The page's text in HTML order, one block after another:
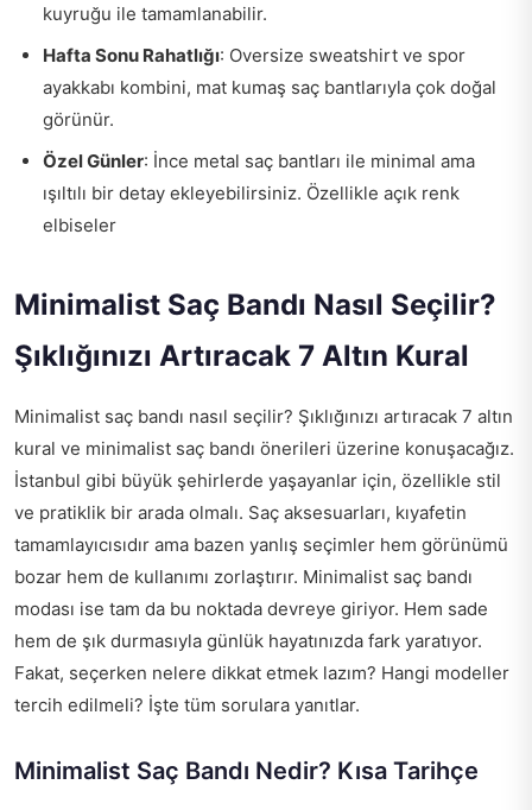
kuyruğu ile tamamlanabilir.
Hafta Sonu Rahatlığı: Oversize sweatshirt ve spor
ayakkabı kombini, mat kumaş saç bantlarıyla çok doğal
görünür.
Özel Günler: İnce metal saç bantları ile minimal ama
ışıltılı bir detay ekleyebilirsiniz. Özellikle açık renk
elbiseler
Minimalist Saç Bandı Nasıl Seçilir?
Şıklığınızı Artıracak 7 Altın Kural
Minimalist saç bandı nasıl seçilir? Şıklığınızı artıracak 7 altın
kural ve minimalist saç bandı önerileri üzerine konuşacağız.
İstanbul gibi büyük şehirlerde yaşayanlar için, özellikle stil
ve pratiklik bir arada olmalı. Saç aksesuarları, kıyafetin
tamamlayıcısıdır ama bazen yanlış seçimler hem görünümü
bozar hem de kullanımı zorlaştırır. Minimalist saç bandı
modası ise tam da bu noktada devreye giriyor. Hem sade
hem de şık durmasıyla günlük hayatınızda fark yaratıyor.
Fakat, seçerken nelere dikkat etmek lazım? Hangi modeller
tercih edilmeli? İşte tüm sorulara yanıtlar.
Minimalist Saç Bandı Nedir? Kısa Tarihçe